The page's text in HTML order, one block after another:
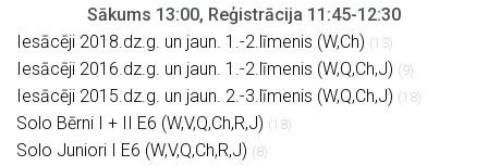
Sākums 13:00, Reģistrācija 11:45-12:30
Iesācēji 2018.dz.g. un jaun. 1.-2.līmenis (W,Ch) (13)
Iesācēji 2016.dz.g. un jaun. 1.-2.līmenis (W,Q,Ch,J) (9)
Iesācēji 2015.dz.g. un jaun. 2.-3.līmenis (W,Q,Ch,J) (18)
Solo Bērni I + II E6 (W,V,Q,Ch,R,J) (18)
Solo Juniori I E6 (W,V,Q,Ch,R,J) (8)